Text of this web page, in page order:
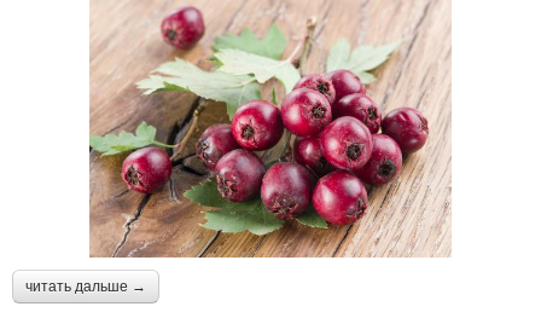
читать дальше →